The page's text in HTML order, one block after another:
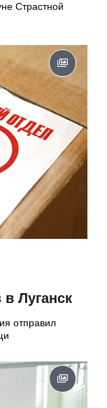
Страстной
Луганск
отправил